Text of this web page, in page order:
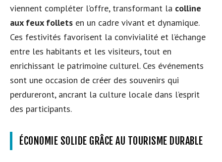
viennent compléter l’offre, transformant la colline
aux feux follets en un cadre vivant et dynamique.
Ces festivités favorisent la convivialité et l’échange
entre les habitants et les visiteurs, tout en
enrichissant le patrimoine culturel. Ces événements
sont une occasion de créer des souvenirs qui
perdureront, ancrant la culture locale dans l’esprit
des participants.
ÉCONOMIE SOLIDE GRÂCE AU TOURISME DURABLE